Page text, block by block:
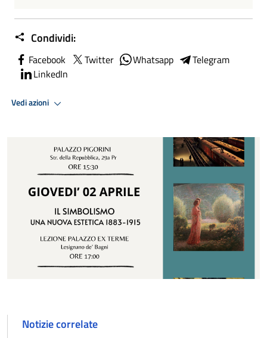
Condividi:
Facebook Twitter Whatsapp
Telegram
LinkedIn
Vedi azioni
Notizie correlate